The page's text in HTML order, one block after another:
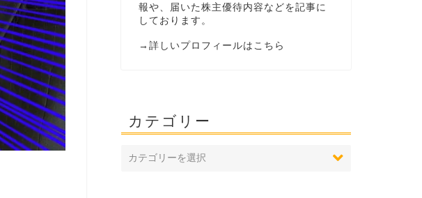
報や、届いた株主優待内容などを記事に
しております。
→ 詳しいプロフィールはこちら
カテゴリー